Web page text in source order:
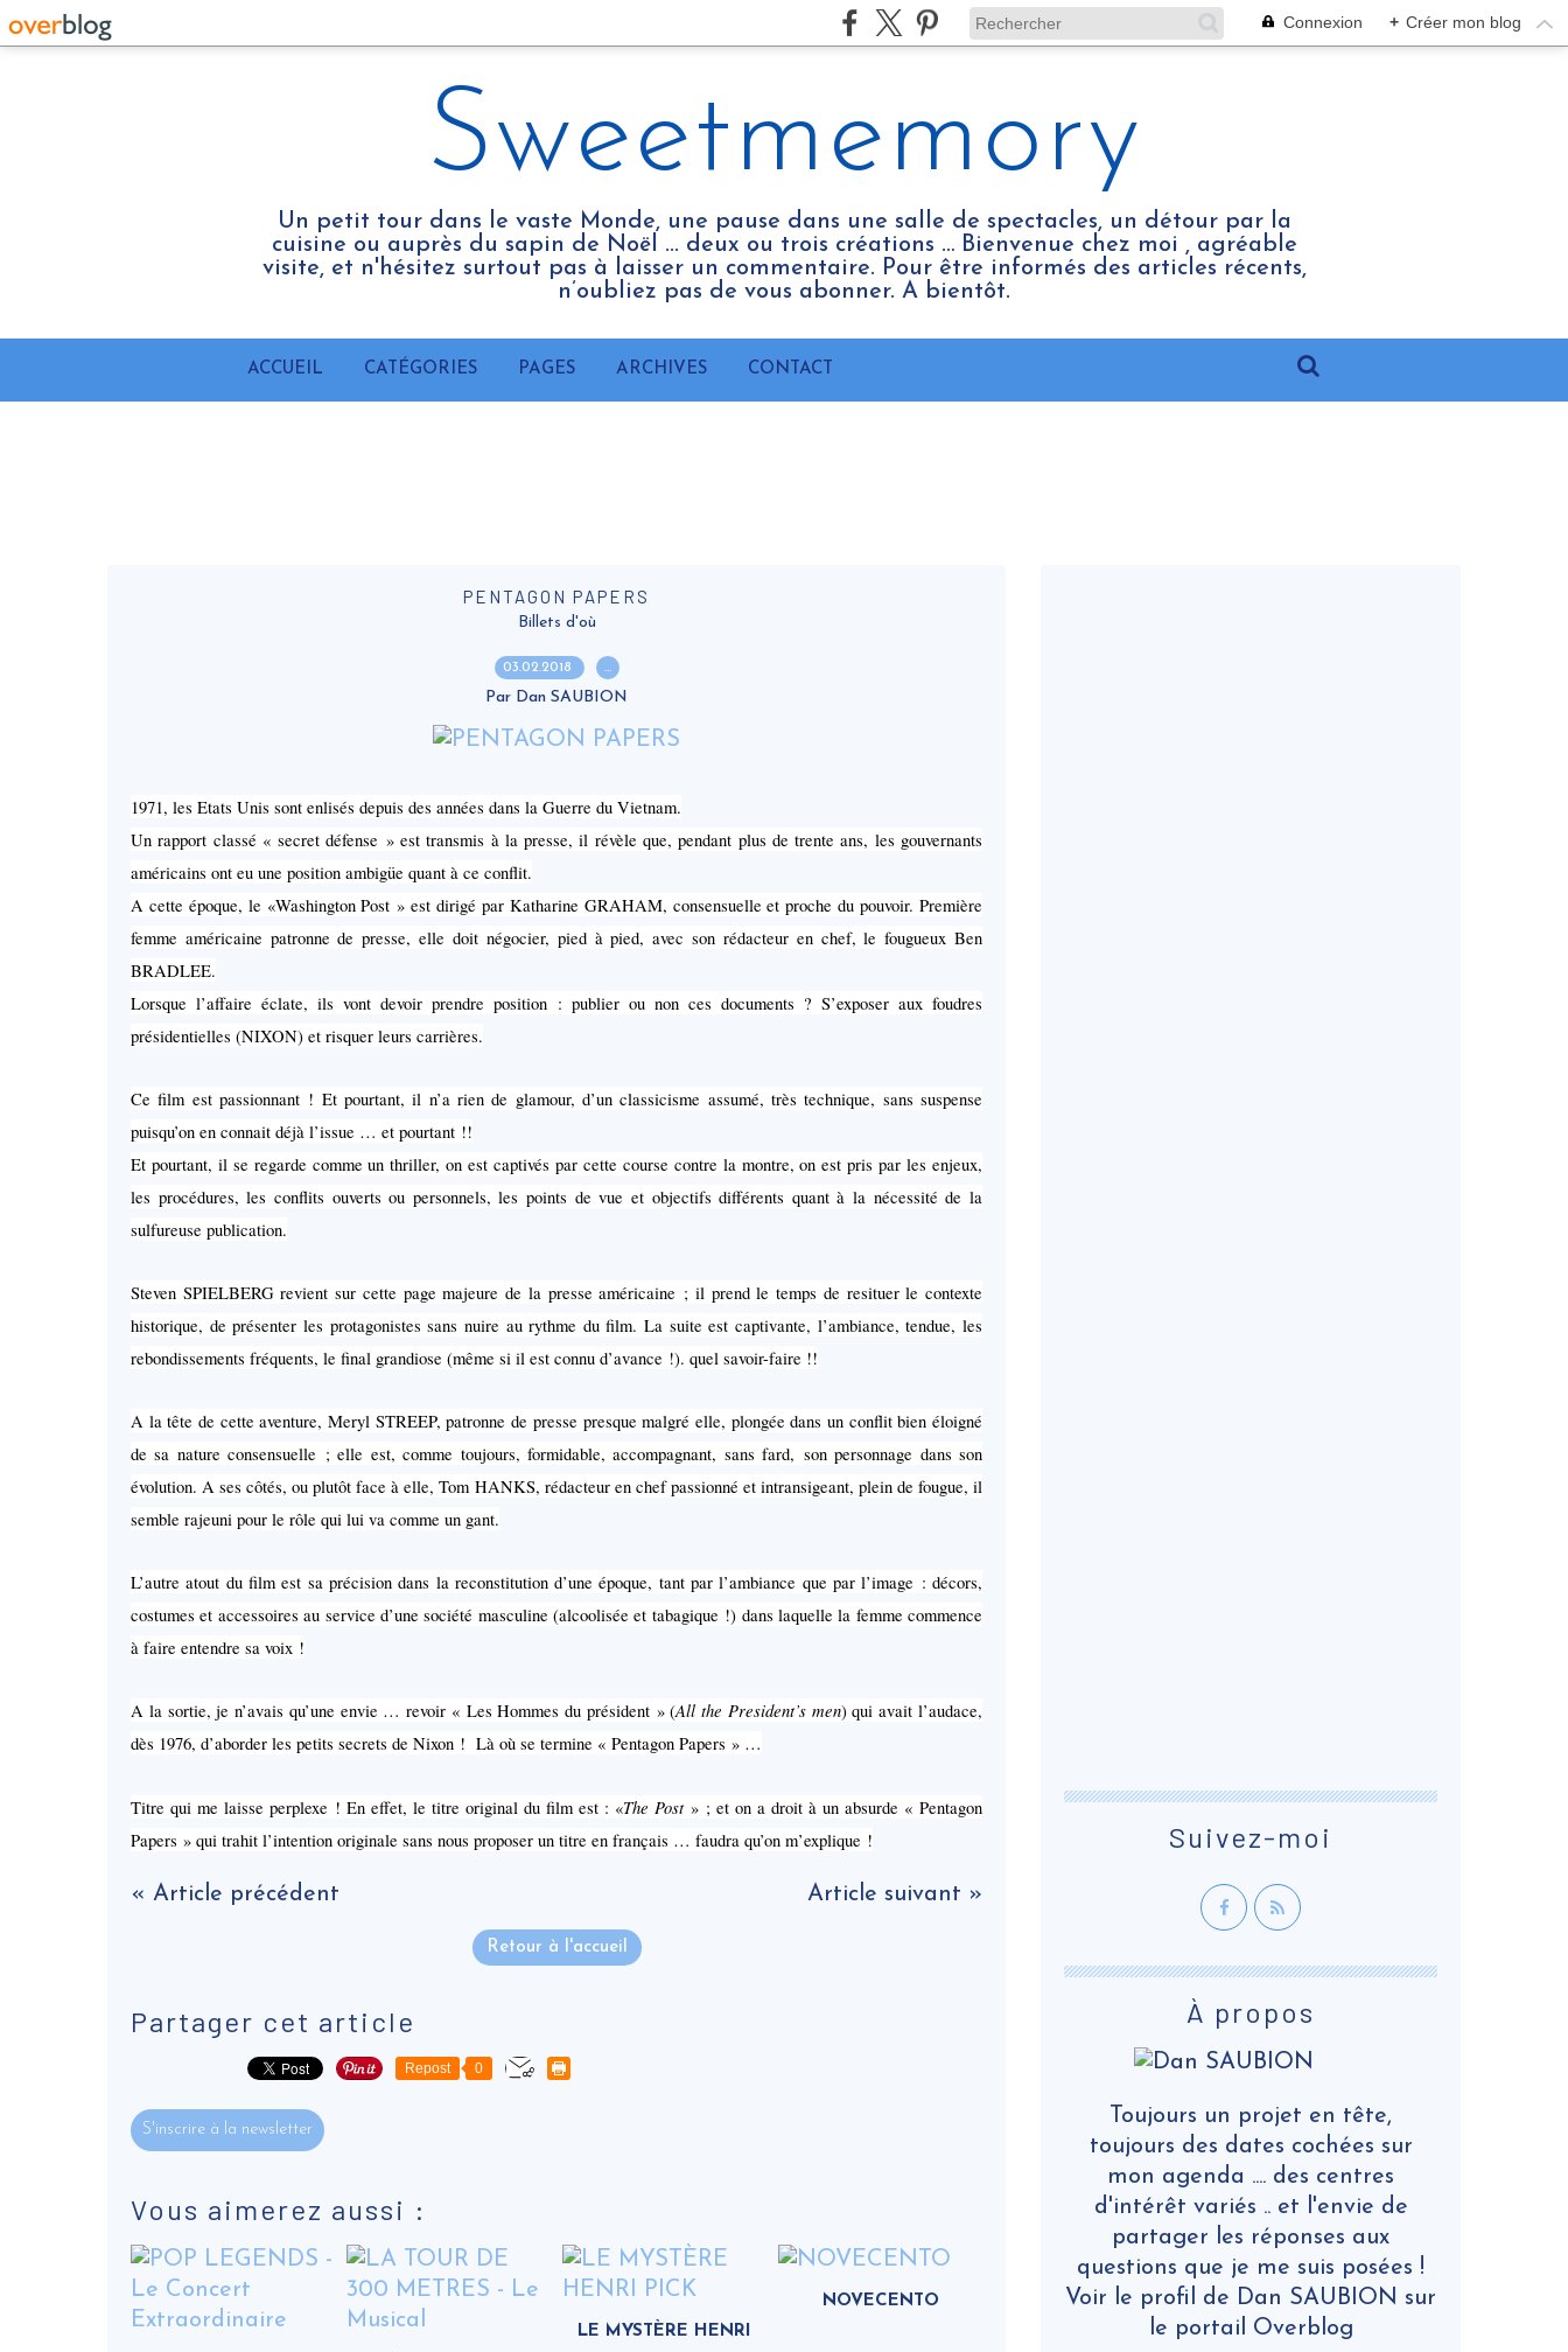
Connexion + Créer mon blog
Sweetmemory
Un petit tour dans le vaste Monde, une pause dans une salle de spectacles, un détour par la
cuisine ou auprès du sapin de Noël ... deux ou trois créations … Bienvenue chez moi , agréable
visite, et n'hésitez surtout pas à laisser un commentaire. Pour être informés des articles récents,
n’oubliez pas de vous abonner. A bientôt.
ACCUEIL CATÉGORIES PAGES ARCHIVES CONTACT
PENTAGON PAPERS
Billets d'où
03.02.2018 …
Par Dan SAUBION
1971, les Etats Unis sont enlisés depuis des années dans la Guerre du Vietnam.
Un rapport classé « secret défense » est transmis à la presse, il révèle que, pendant plus de trente ans, les gouvernants
américains ont eu une position ambigüe quant à ce conflit.
A cette époque, le «Washington Post » est dirigé par Katharine GRAHAM, consensuelle et proche du pouvoir. Première
femme américaine patronne de presse, elle doit négocier, pied à pied, avec son rédacteur en chef, le fougueux Ben
BRADLEE.
Lorsque l’affaire éclate, ils vont devoir prendre position : publier ou non ces documents ? S’exposer aux foudres
présidentielles (NIXON) et risquer leurs carrières.
Ce film est passionnant ! Et pourtant, il n’a rien de glamour, d’un classicisme assumé, très technique, sans suspense
puisqu’on en connait déjà l’issue … et pourtant !!
Et pourtant, il se regarde comme un thriller, on est captivés par cette course contre la montre, on est pris par les enjeux,
les procédures, les conflits ouverts ou personnels, les points de vue et objectifs différents quant à la nécessité de la
sulfureuse publication.
Steven SPIELBERG revient sur cette page majeure de la presse américaine ; il prend le temps de resituer le contexte
historique, de présenter les protagonistes sans nuire au rythme du film. La suite est captivante, l’ambiance, tendue, les
rebondissements fréquents, le final grandiose (même si il est connu d’avance !). quel savoir-faire !!
A la tête de cette aventure, Meryl STREEP, patronne de presse presque malgré elle, plongée dans un conflit bien éloigné
de sa nature consensuelle ; elle est, comme toujours, formidable, accompagnant, sans fard, son personnage dans son
évolution. A ses côtés, ou plutôt face à elle, Tom HANKS, rédacteur en chef passionné et intransigeant, plein de fougue, il
semble rajeuni pour le rôle qui lui va comme un gant.
L’autre atout du film est sa précision dans la reconstitution d’une époque, tant par l’ambiance que par l’image : décors,
costumes et accessoires au service d’une société masculine (alcoolisée et tabagique !) dans laquelle la femme commence
à faire entendre sa voix !
A la sortie, je n’avais qu’une envie … revoir « Les Hommes du président » (All the President’s men) qui avait l’audace,
dès 1976, d’aborder les petits secrets de Nixon ! Là où se termine « Pentagon Papers » …
Titre qui me laisse perplexe ! En effet, le titre original du film est : «The Post» ; et on a droit à un absurde « Pentagon
Papers » qui trahit l’intention originale sans nous proposer un titre en français … faudra qu’on m’explique !
« Article précédent Article suivant »
Retour à l'accueil
Partager cet article
Repost 0
S'inscrire à la newsletter
Vous aimerez aussi :
LE MYSTÈRE HENRI
NOVECENTO
Suivez-moi
À propos
Toujours un projet en tête,
toujours des dates cochées sur
mon agenda .... des centres
d'intérêt variés .. et l'envie de
partager les réponses aux
questions que je me suis posées !
Voir le profil de Dan SAUBION sur
le portail Overblog